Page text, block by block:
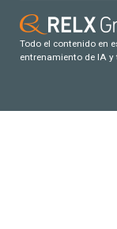
Todo el contenido en
entrenamiento de IA